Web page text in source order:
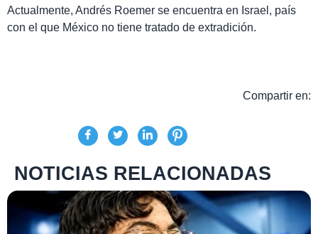
Actualmente, Andrés Roemer se encuentra en Israel, país
con el que México no tiene tratado de extradición.
Compartir en:
NOTICIAS RELACIONADAS